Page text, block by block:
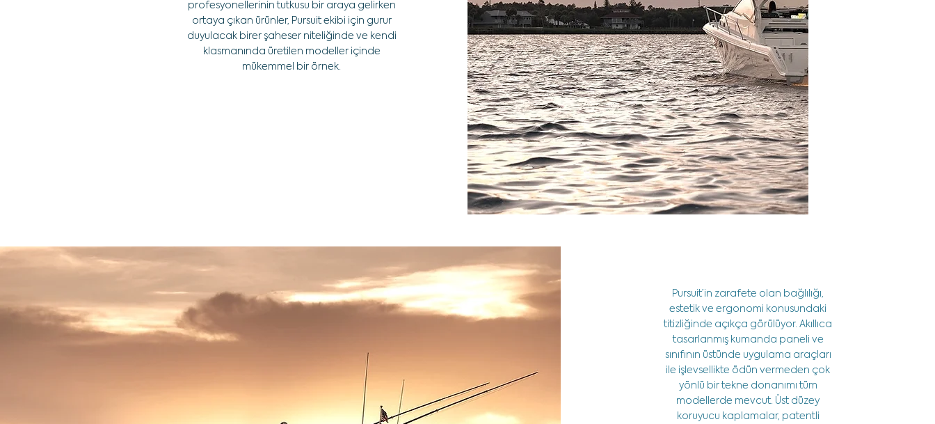
profesyonellerinin tutkusu bir araya gelirken
ortaya çıkan ürünler, Pursuit ekibi için gurur
duyulacak birer şaheser niteliğinde ve kendi
klasmanında üretilen modeller içinde
mükemmel bir örnek.
Pursuit’in zarafete olan bağlılığı,
estetik ve ergonomi konusundaki
titizliğinde açıkça görülüyor. Akıllıca
tasarlanmış kumanda paneli ve
sınıfının üstünde uygulama araçları
ile işlevsellikte ödün vermeden çok
yönlü bir tekne donanımı tüm
modellerde mevcut. Üst düzey
koruyucu kaplamalar, patentli